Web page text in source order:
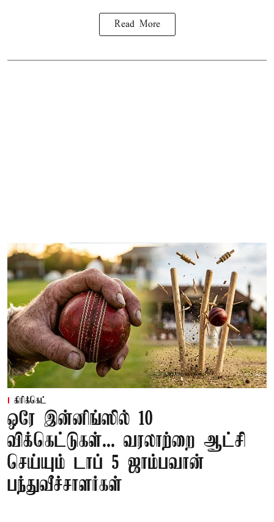
Read More
கிரிக்கெட்
ஒரே இன்னிங்ஸில் 10
விக்கெட்டுகள்... வரலாற்றை ஆட்சி
செய்யும் டாப் 5 ஜாம்பவான்
பந்துவீச்சாளர்கள்